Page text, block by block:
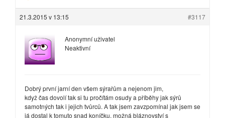
21.3.2015 v 13:15 #3117
Anonymní uživatel
Neaktivní
Dobrý první jarní den všem sýrařům a nejenom jim,
když čas dovolí tak si tu pročítám osudy a příběhy jak sýrů
samotných tak i jejich tvůrců. A tak jsem zavzpomínal jak jsem se
já dostal k tomuto snad koníčku, možná bláznovství s